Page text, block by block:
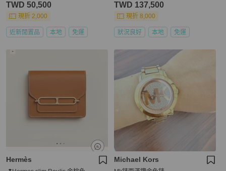
TWD 50,500
現折 2,000
近新閒置品 本地 免運
TWD 137,500
現折 8,000
狀況良好 本地 免運
Hermès Michael Kors